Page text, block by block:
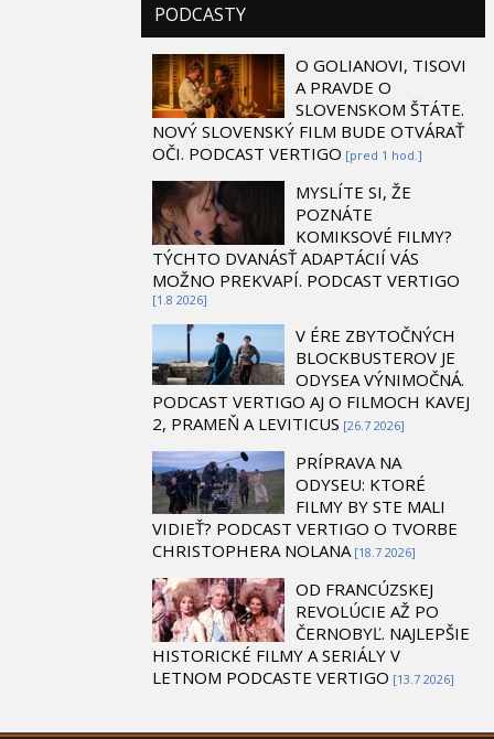
PODCASTY
O GOLIANOVI, TISOVI
A PRAVDE O
SLOVENSKOM ŠTÁTE.
NOVÝ SLOVENSKÝ FILM BUDE OTVÁRAŤ
OČI. PODCAST VERTIGO [pred 1 hod.]
MYSLÍTE SI, ŽE
POZNÁTE
KOMIKSOVÉ FILMY?
TÝCHTO DVANÁSŤ ADAPTÁCIÍ VÁS
MOŽNO PREKVAPÍ. PODCAST VERTIGO
[1.8 2026]
V ÉRE ZBYTOČNÝCH
BLOCKBUSTEROV JE
ODYSEA VÝNIMOČNÁ.
PODCAST VERTIGO AJ O FILMOCH KAVEJ
2, PRAMEŇ A LEVITICUS [26.7 2026]
PRÍPRAVA NA
ODYSEU: KTORÉ
FILMY BY STE MALI
VIDIEŤ? PODCAST VERTIGO O TVORBE
CHRISTOPHERA NOLANA [18.7 2026]
OD FRANCÚZSKEJ
REVOLÚCIE AŽ PO
ČERNOBYĽ. NAJLEPŠIE
HISTORICKÉ FILMY A SERIÁLY V
LETNOM PODCASTE VERTIGO [13.7 2026]